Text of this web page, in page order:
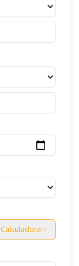
Calculadora